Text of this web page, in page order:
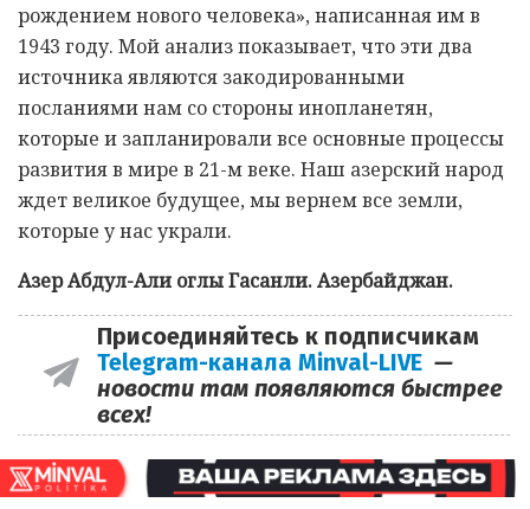
рождением нового человека», написанная им в
1943 году. Мой анализ показывает, что эти два
источника являются закодированными
посланиями нам со стороны инопланетян,
которые и запланировали все основные процессы
развития в мире в 21-м веке. Наш азерский народ
ждет великое будущее, мы вернем все земли,
которые у нас украли.
Азер Абдул-Али оглы Гасанли. Азербайджан.
Присоединяйтесь к подписчикам
Telegram-канала Minval-LIVE —
новости там появляются быстрее
всех!